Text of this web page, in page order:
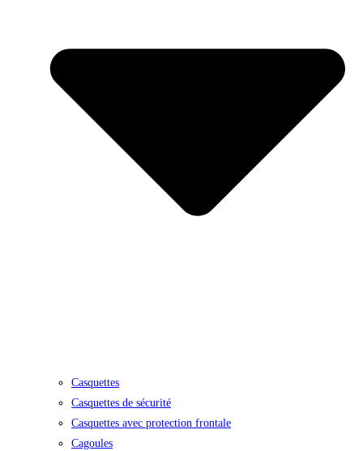
Casquettes
Casquettes de sécurité
Casquettes avec protection frontale
Cagoules